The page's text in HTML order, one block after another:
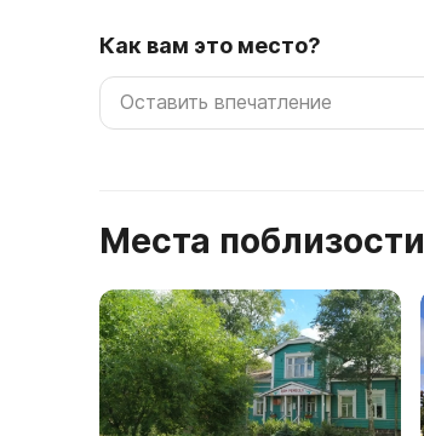
Как вам это место?
Места поблизости